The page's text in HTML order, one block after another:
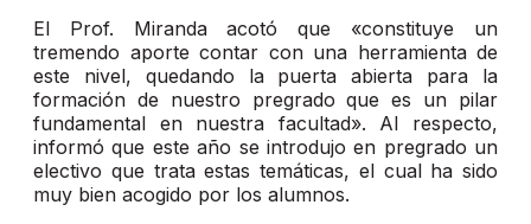
El Prof. Miranda acotó que «constituye un
tremendo aporte contar con una herramienta de
este nivel, quedando la puerta abierta para la
formación de nuestro pregrado que es un pilar
fundamental en nuestra facultad». Al respecto,
informó que este año se introdujo en pregrado un
electivo que trata estas temáticas, el cual ha sido
muy bien acogido por los alumnos.